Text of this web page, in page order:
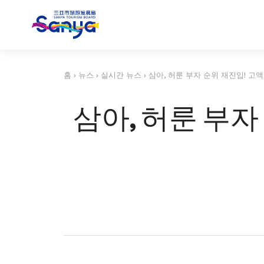
홈 › 뉴스 › 실시간 뉴스 › 삼아, 허룬 부자 순위 재진입! 고
삼아, 허룬 부